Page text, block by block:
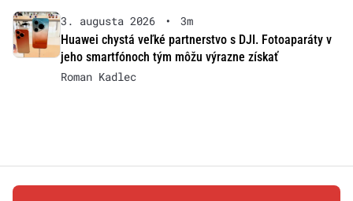
3. augusta 2026 •
3m
Huawei chystá veľké partnerstvo s DJI. Fotoaparáty v
jeho smartfónoch tým môžu výrazne získať
Roman Kadlec